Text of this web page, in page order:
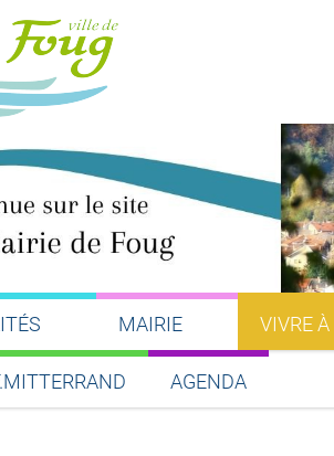
MAIRIE VIVRE
AGENDA